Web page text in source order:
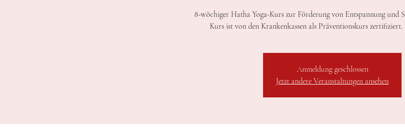
8-wöchiger Hatha Yoga-Kurs zur Förderung von Entspannung und
Kurs ist von den Krankenkassen als Präventionskurs zertifiziert.
Anmeldung geschlossen
Jetzt andere Veranstaltungen ansehen